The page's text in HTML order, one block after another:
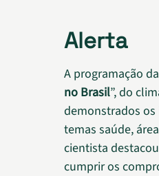
Alerta
A programação
no Brasil”, do
demonstrados os
temas saúde,
cientista
cumprir os